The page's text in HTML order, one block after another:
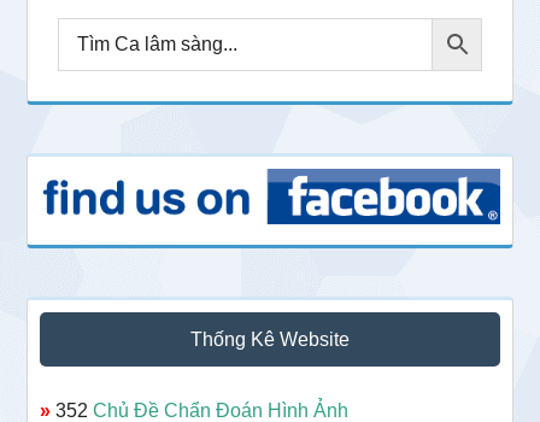
Thống Kê Website
» 352Chủ Đề Chẩn Đoán Hình Ảnh